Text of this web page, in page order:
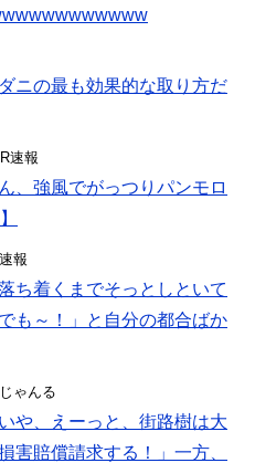
ニの最も効果的な取り方だ
速報
、強風でがっつりパンモロ
報
ち着くまでそっとしといて
も～！」と自分の都合ばか
ゃんる
や、えーっと、街路樹は大
害賠償請求する！」一方、